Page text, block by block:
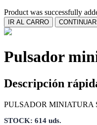
Product was successfully
IR AL CARRO
Pulsador
Descripción
PULSADOR MINIATURA
STOCK: 614 uds.